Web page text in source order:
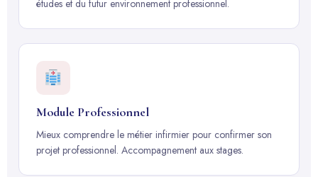
études et du futur environnement professionnel.
Module Professionnel
Mieux comprendre le métier infirmier pour confirmer son
projet professionnel. Accompagnement aux stages.